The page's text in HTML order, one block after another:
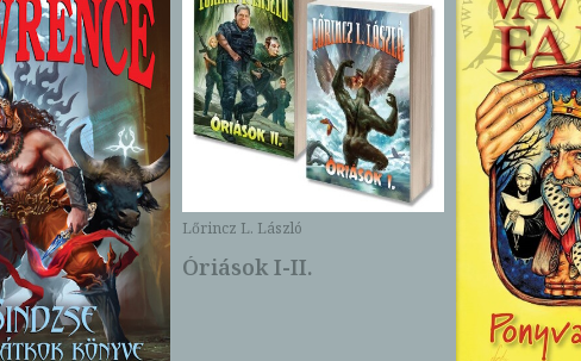
Lőrincz L. László
Óriások I-II.